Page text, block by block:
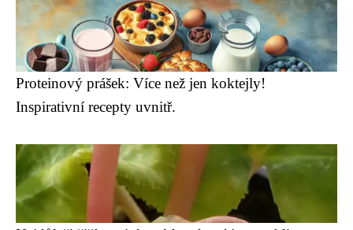
Proteinový prášek: Více než jen koktejly!
Inspirativní recepty uvnitř.